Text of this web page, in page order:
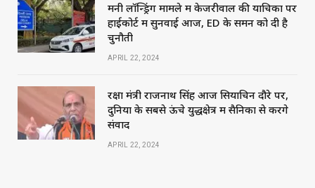
मनी लॉन्ड्रिंग मामले में केजरीवाल की याचिका पर
हाईकोर्ट में सुनवाई आज, ED के समन को दी है
चुनौती
APRIL 22, 2024
रक्षा मंत्री राजनाथ सिंह आज सियाचिन दौरे पर,
दुनिया के सबसे ऊंचे युद्धक्षेत्र में सैनिकों से करेंगे
संवाद
APRIL 22, 2024